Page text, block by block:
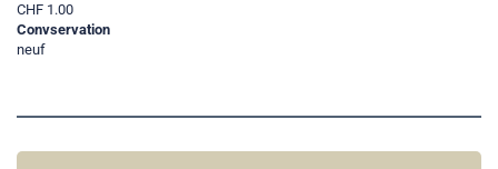
CHF 1.00
Convservation
neuf